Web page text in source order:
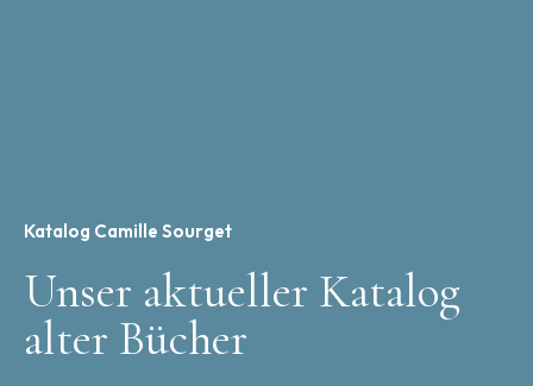
Katalog Camille Sourget
Unser aktueller Katalog
alter Bücher